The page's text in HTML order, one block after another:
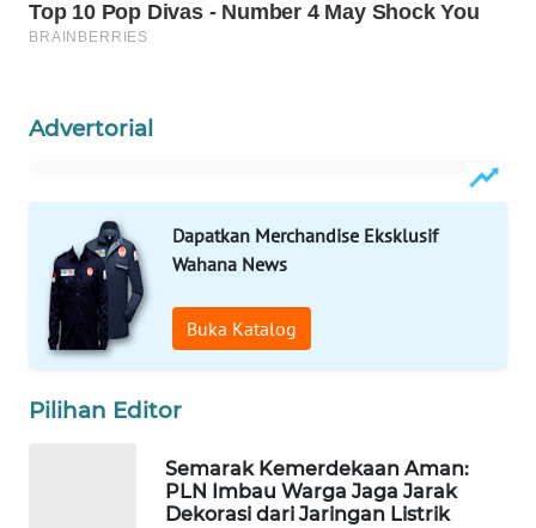
Advertorial
Dapatkan Merchandise Eksklusif
Wahana News
Buka Katalog
Pilihan Editor
Semarak Kemerdekaan Aman:
PLN Imbau Warga Jaga Jarak
Dekorasi dari Jaringan Listrik
WAHANA
WAHANA
TRAVEL
WAHANA
TV
WAHANANEWS